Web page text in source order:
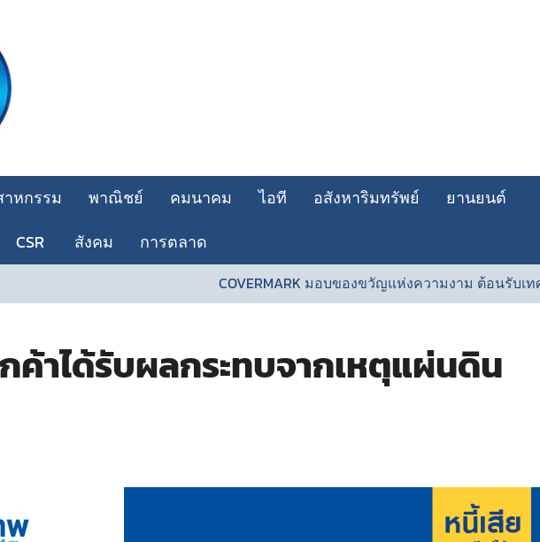
หกรรม พาณิชย์ คมนาคม ไอที อสังหาริมทรัพย์
ยานยนต์
CSR สังคม การตลาด
COVERMARK มอบของขวัญแห่งความงาม ต้อนรับเทศกา
าได้รับผลกระทบจากเหตุแผ่นดิน